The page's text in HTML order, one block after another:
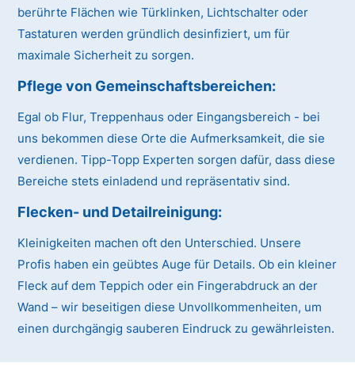
berührte Flächen wie Türklinken, Lichtschalter oder
Tastaturen werden gründlich desinfiziert, um für
maximale Sicherheit zu sorgen.
Pflege von Gemeinschaftsbereichen:
Egal ob Flur, Treppenhaus oder Eingangsbereich - bei
uns bekommen diese Orte die Aufmerksamkeit, die sie
verdienen. Tipp-Topp Experten sorgen dafür, dass diese
Bereiche stets einladend und repräsentativ sind.
Flecken- und Detailreinigung:
Kleinigkeiten machen oft den Unterschied. Unsere
Profis haben ein geübtes Auge für Details. Ob ein kleiner
Fleck auf dem Teppich oder ein Fingerabdruck an der
Wand – wir beseitigen diese Unvollkommenheiten, um
einen durchgängig sauberen Eindruck zu gewährleisten.